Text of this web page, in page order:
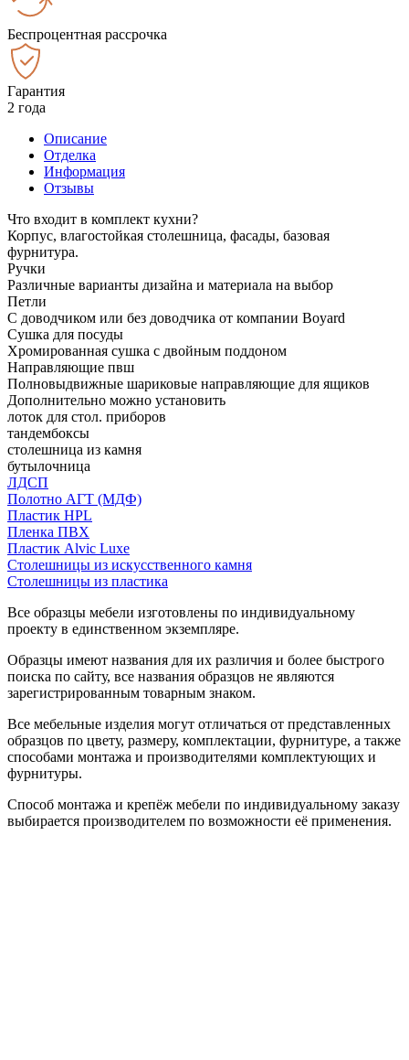
Беспроцентная рассрочка
Гарантия
2 года
Описание
Отделка
Информация
Отзывы
Что входит в комплект кухни?
Корпус, влагостойкая столешница, фасады, базовая
фурнитура.
Ручки
Различные варианты дизайна и материала на выбор
Петли
С доводчиком или без доводчика от компании Boyard
Сушка для посуды
Хромированная сушка с двойным поддоном
Направляющие пвш
Полновыдвижные шариковые направляющие для ящиков
Дополнительно можно установить
лоток для стол. приборов
тандембоксы
столешница из камня
бутылочница
ЛДСП
Полотно АГТ (МДФ)
Пластик HPL
Пленка ПВХ
Пластик Alvic Luxe
Столешницы из искусственного камня
Столешницы из пластика
Все образцы мебели изготовлены по индивидуальному
проекту в единственном экземпляре.
Образцы имеют названия для их различия и более быстрого
поиска по сайту, все названия образцов не являются
зарегистрированным товарным знаком.
Все мебельные изделия могут отличаться от представленных
образцов по цвету, размеру, комплектации, фурнитуре, а также
способами монтажа и производителями комплектующих и
фурнитуры.
Способ монтажа и крепёж мебели по индивидуальному заказу
выбирается производителем по возможности её применения.